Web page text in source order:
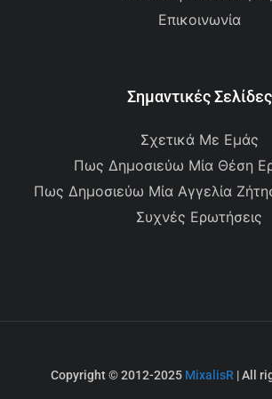
Επικοινωνία
Σημαντικές Σελίδες
Σχετικά Με Εμάς
Πως Δημοσιεύω Μία Θέση
Πως Δημοσιεύω Μία Αγγελία
Συχνές Ερωτήσεις
Copyright © 2012-2025 MixalisR | All